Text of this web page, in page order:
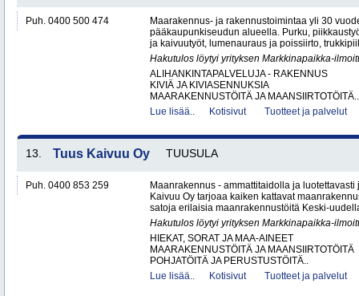
Puh. 0400 500 474
Maarakennus- ja rakennustoimintaa yli 30
pääkaupunkiseudun alueella. Purku,
ja kaivuutyöt, lumenauraus ja poissiirto,
Hakutulos löytyi yrityksen Markkinapaikka-
ALIHANKINTAPALVELUJA - RAKENNUS
KIVIÄ JA KIVIASENNUKSIA
MAARAKENNUSTÖITÄ JA MAANSIIRTOTÖITÄ..
Lue lisää..
Kotisivut Tuotteet ja palvelut
13. Tuus Kaivuu Oy TUUSULA
Puh. 0400 853 259
Maanrakennus - ammattitaidolla ja
Kaivuu Oy tarjoaa kaiken kattavat
satoja erilaisia maanrakennustöitä Keski-
Hakutulos löytyi yrityksen Markkinapaikka-
HIEKAT, SORAT JA MAA-AINEET
MAARAKENNUSTÖITÄ JA MAANSIIRTOTÖITÄ
POHJATÖITÄ JA PERUSTUSTÖITÄ..
Lue lisää..
Kotisivut Tuotteet ja palvelut